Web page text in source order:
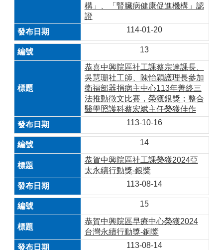
構」、「腎臟病健康促進機構」認
證
114-01-20
13
恭喜中興院區社工課蔡宗達課長、
吳慧珊社工師、陳怡穎護理長參加
衛福部器捐病主中心113年善終三
法推動徵文比賽，榮獲銀獎；整合
醫學照護科蔡宏斌主任榮獲佳作
113-10-16
14
恭賀中興院區社工課榮獲2024亞
太永續行動獎-銀獎
113-08-14
15
恭賀中興院區早療中心榮獲2024
台灣永續行動獎-銅獎
113-08-14